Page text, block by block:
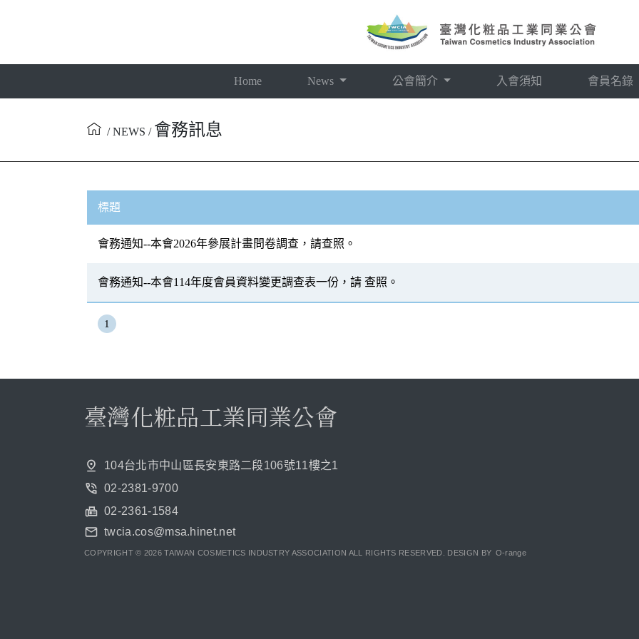
Home News 公會簡介 入會須知 會員名錄
/ NEWS / 會務訊息
標題
會務通知--本會2026年參展計畫問卷調查，請查照。
會務通知--本會114年度會員資料變更調查表一份，請 查照。
1
臺灣化粧品工業同業公會
104台北市中山區長安東路二段106號11樓之1
02-2381-9700
02-2361-1584
twcia.cos@msa.hinet.net
COPYRIGHT © 2026 TAIWAN COSMETICS INDUSTRY ASSOCIATION ALL RIGHTS RESERVED. DESIGN BY O-range